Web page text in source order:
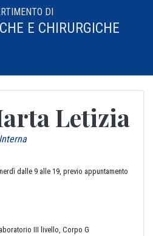
DI
E CHIRURGICHE
Letizia
dalle 9 alle 19, previo appuntamento
III livello, Corpo G